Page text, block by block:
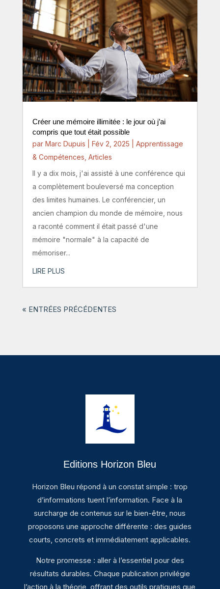
Créer une mémoire illimitée : le jour où j’ai
compris que tout était possible
par Marc Dupuis Fév 2, 2025
Apprentissage
& Compétences Articles
Il y a dix mois, j'ai assisté à une conférence qui
a complètement bouleversé ma conception
des limites humaines. Le conférencier, un
ancien champion du monde de mémoire, nous
a raconté comment il était passé d'une
mémoire "normale" à la capacité de
mémoriser...
LIRE PLUS
« ENTRÉES PRÉCÉDENTES
Editions Horizon Bleu
Horizon Bleu répond à un constat simple : trop
d’informations tuent l’information. Face à la
surcharge de contenus sur le bien-être, nous
proposons une approche différente : des guides
courts, concrets et immédiatement applicables.
Notre promesse : aller à l’essentiel pour des
résultats durables. Chaque publication privilégie
l’action à la théorie, offrant des outils pratiques que